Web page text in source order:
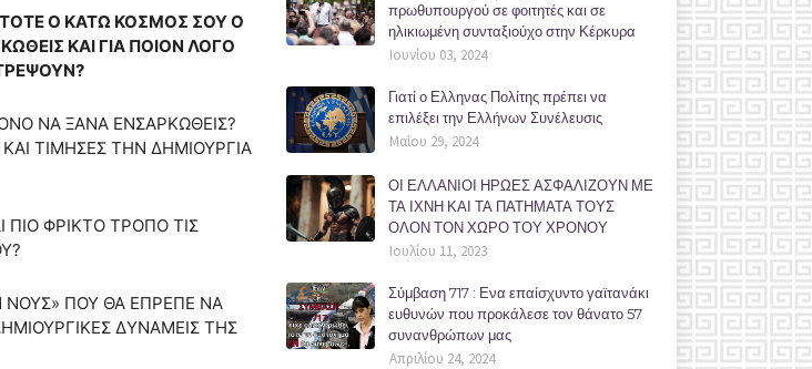
ΤΟΤΕ Ο ΚΑΤΩ ΚΟΣΜΟΣ ΣΟΥ Ο
ΚΑΙ ΓΙΑ ΠΟΙΟΝ ΛΟΓΟ
ΝΑ ΞΑΝΑ ΕΝΣΑΡΚΩΘΕΙΣ?
ΤΙΜΗΣΕΣ ΤΗΝ ΔΗΜΙΟΥΡΓΙΑ
ΠΙΟ ΦΡΙΚΤΟ ΤΡΟΠΟ ΤΙΣ
ΠΟΥ ΘΑ ΕΠΡΕΠΕ ΝΑ
ΔΥΝΑΜΕΙΣ ΤΗΣ
πρωθυπουργού σε φοιτητές και σε
ηλικιωμένη συνταξιούχο στην Κέρκυρα
Ιουνίου 03, 2024
Γιατί ο Ελληνας Πολίτης πρέπει να
επιλέξει την Ελλήνων Συνέλευσις
Μαΐου 29, 2024
ΟΙ ΕΛΛΑΝΙΟΙ ΗΡΩΕΣ ΑΣΦΑΛΙΖΟΥΝ ΜΕ
ΤΑ ΙΧΝΗ ΚΑΙ ΤΑ ΠΑΤΗΜΑΤΑ ΤΟΥΣ
ΟΛΟΝ ΤΟΝ ΧΩΡΟ ΤΟΥ ΧΡΟΝΟΥ
Ιουλίου 11, 2023
Σύμβαση 717 : Ενα επαίσχυντο γαϊτανάκι
ευθυνών που προκάλεσε τον θάνατο 57
συνανθρώπων μας
Απριλίου 24, 2024